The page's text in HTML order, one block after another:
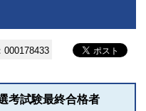
000178433
考試験最終合格者